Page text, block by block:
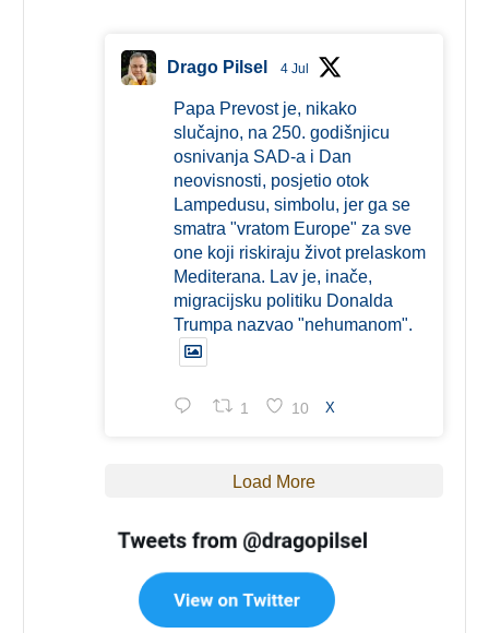
Drago Pilsel 4 Jul
Papa Prevost je, nikako
slučajno, na 250. godišnjicu
osnivanja SAD-a i Dan
neovisnosti, posjetio otok
Lampedusu, simbolu, jer ga se
smatra "vratom Europe" za sve
one koji riskiraju život prelaskom
Mediterana. Lav je, inače,
migracijsku politiku Donalda
Trumpa nazvao "nehumanom".
1 10 X
Load More